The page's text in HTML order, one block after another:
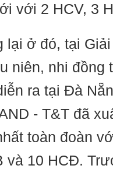
với 2 HCV, 3
lại ở đó, tại
niên, nhi đồng
ra tại Đà
- T&T đã
toàn đoàn
và 10 HCĐ.